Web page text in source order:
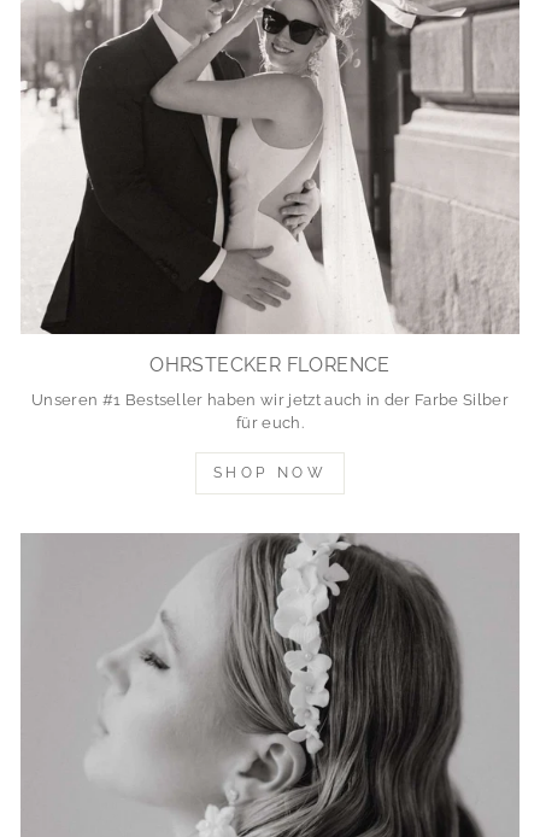
OHRSTECKER FLORENCE
Unseren #1 Bestseller haben wir jetzt auch in der Farbe Silber
für euch.
SHOP NOW